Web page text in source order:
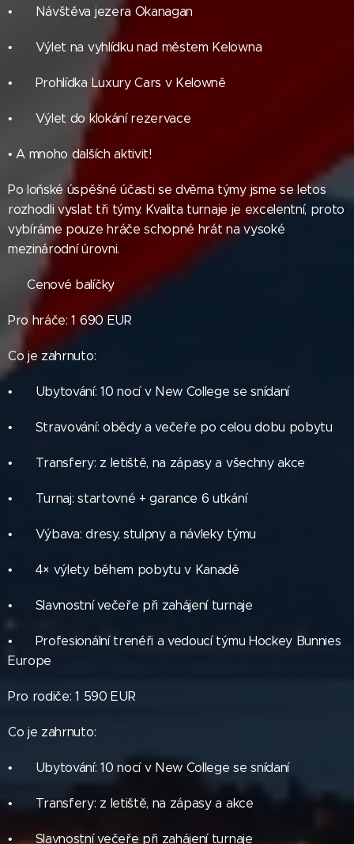
• 🌊 Návštěva jezera Okanagan
• 🏔️ Výlet na vyhlídku nad městem Kelowna
• 🚗 Prohlídka Luxury Cars v Kelowně
• 🦘 Výlet do klokání rezervace
• A mnoho dalších aktivit!
Po loňské úspěšné účasti se dvěma týmy jsme se letos
rozhodli vyslat tři týmy. Kvalita turnaje je excelentní, proto
vybíráme pouze hráče schopné hrát na vysoké
mezinárodní úrovni.
💰 Cenové balíčky
Pro hráče: 1 690 EUR
Co je zahrnuto:
• ✅ Ubytování: 10 nocí v New College se snídaní
• ✅ Stravování: obědy a večeře po celou dobu pobytu
• ✅ Transfery: z letiště, na zápasy a všechny akce
• ✅ Turnaj: startovné + garance 6 utkání
• ✅ Výbava: dresy, stulpny a návleky týmu
• ✅ 4× výlety během pobytu v Kanadě
• ✅ Slavnostní večeře při zahájení turnaje
• ✅ Profesionální trenéři a vedoucí týmu Hockey Bunnies
Europe
Pro rodiče: 1 590 EUR
Co je zahrnuto:
• ✅ Ubytování: 10 nocí v New College se snídaní
• ✅ Transfery: z letiště, na zápasy a akce
• ✅ Slavnostní večeře při zahájení turnaje